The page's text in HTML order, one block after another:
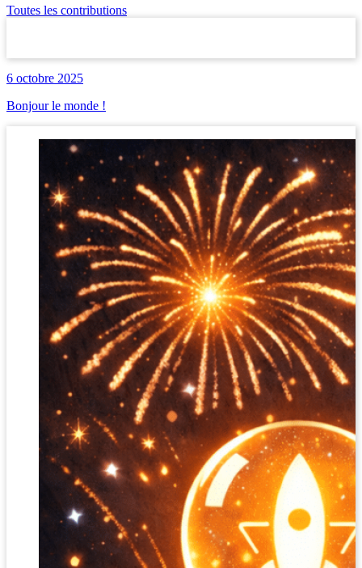
Toutes les contributions
6 octobre 2025
Bonjour le monde !